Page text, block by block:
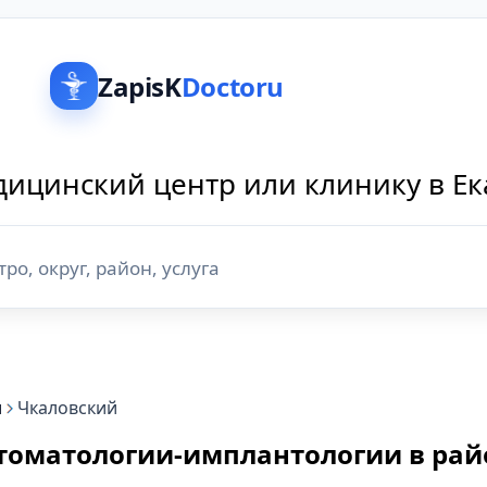
ZapisKDoctoru
центр или клинику в
Чкаловский
имплантологии в